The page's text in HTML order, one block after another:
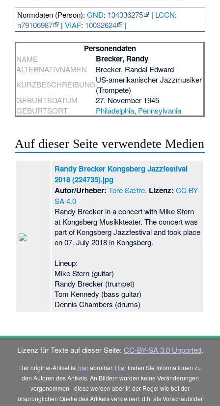
Normdaten (Person):GND: 134336275 | LCCN:
n79106987
|VIAF: 10032624 |
Personendaten
NAME Brecker, Randy
ALTERNATIVNAMEN
Brecker, Randal Edward
KURZBESCHREIBUNGUS-amerikanischer Jazzmusiker
(Trompete)
GEBURTSDATUM
27. November 1945
GEBURTSORT
Philadelphia, Pennsylvania
Auf dieser Seite verwendete Medien
Randy Brecker Kongsberg Jazzfestival
2018 (224735).jpg
Autor/Urheber: Tore Sætre, Lizenz: CC BY-
SA 4.0
Randy Brecker in a concert with Mike Stern
at Kongsberg Musikkteater. The concert was
part of Kongsberg Jazzfestival and took place
on 07. July 2018 in Kongsberg.
Lineup:
Mike Stern (guitar)
Randy Brecker (trumpet)
Tom Kennedy (bass guitar)
Dennis Chambers (drums)
Lizenz für Texte auf dieser Seite: CC-BY-SA 3.0 Unported.
Der original-Artikel ist hierabrufbar. Hierfinden Sie Informationen zu
den Autoren des Artikels. An Bildern wurden keine Veränderungen
vorgenommen - diese werden aber in der Regel wie bei der
ursprünglichen Quelle des Artikels verkleinert, d.h. als Vorschaubilder